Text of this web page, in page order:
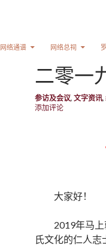
网络通谱 网络总祠
二零一
参访及会议, 文字资讯,
添加评论
大家好！
2019年马
氏文化的仁人志